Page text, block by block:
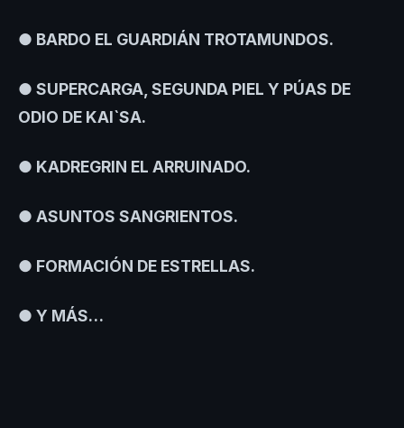
● BARDO EL GUARDIÁN TROTAMUNDOS.
● SUPERCARGA, SEGUNDA PIEL Y PÚAS DE
ODIO DE KAI`SA.
● KADREGRIN EL ARRUINADO.
● ASUNTOS SANGRIENTOS.
● FORMACIÓN DE ESTRELLAS.
● Y MÁS…